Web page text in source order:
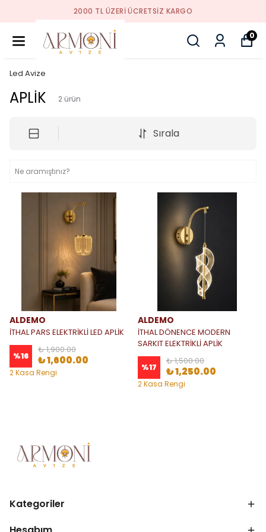
2000 TL ÜZERI ÜCRETSIZ KARGO
0
Led Avize
APLİK 2 ürün
Sırala
ALDEMO
İTHAL PARS ELEKTRİKLİ LED APLİK
%16
₺ 1,900.00
₺ 1,600.00
2 Kasa Rengi
ALDEMO
İTHAL DÖNENCE MODERN
SARKIT ELEKTRİKLİ APLİK
%17
₺ 1,500.00
₺ 1,250.00
2 Kasa Rengi
Kategoriler